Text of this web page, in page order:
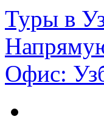
Туры в
Офис: